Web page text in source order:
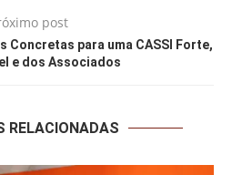
post
Concretas para uma CASSI Forte,
e dos Associados
RELACIONADAS